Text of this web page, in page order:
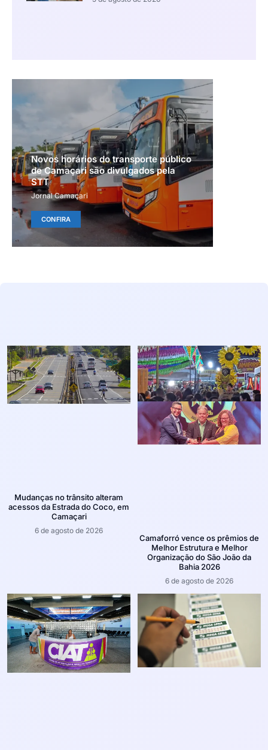
Novos horários do transporte público
de Camaçari são divulgados pela
STT
Jornal Camaçari
CONFIRA
Mudanças no trânsito alteram
acessos da Estrada do Coco, em
Camaçari
6 de agosto de 2026
Camaforró vence os prêmios de
Melhor Estrutura e Melhor
Organização do São João da
Bahia 2026
6 de agosto de 2026